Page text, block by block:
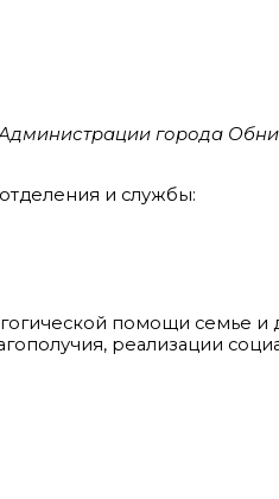
города
и службы:
помощи семье и
реализации